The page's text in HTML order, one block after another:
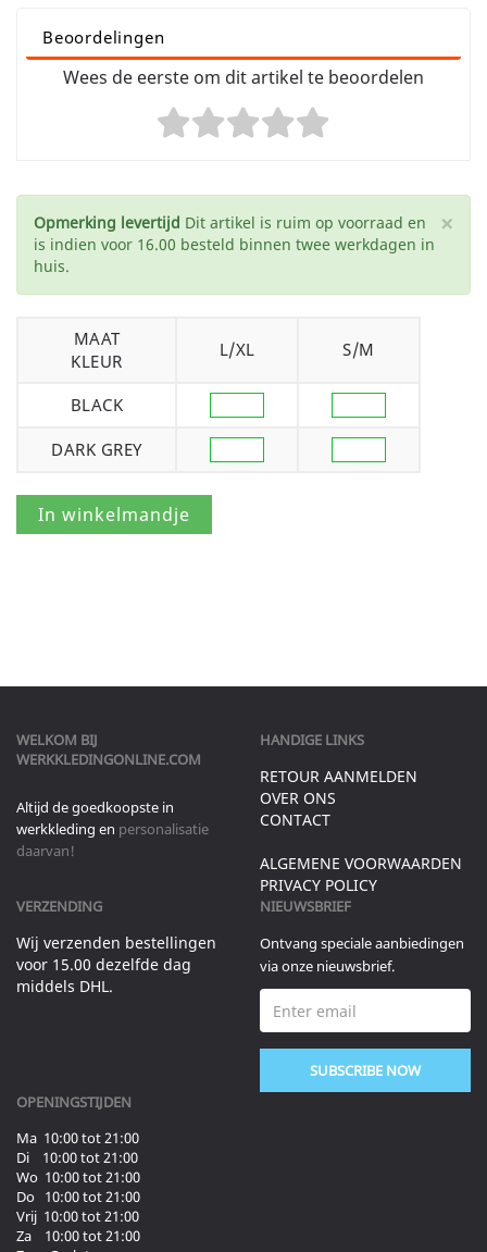
Beoordelingen
Wees de eerste om dit artikel te beoordelen
×
Opmerking levertijd Dit artikel is ruim op voorraad en
is indien voor 16.00 besteld binnen twee werkdagen in
huis.
MAAT
KLEUR
L/XL S/M
BLACK
DARK GREY
WELKOM BIJ
WERKKLEDINGONLINE.COM
Altijd de goedkoopste in
werkkleding en personalisatie
daarvan!
HANDIGE LINKS
RETOUR AANMELDEN
OVER ONS
CONTACT
ALGEMENE VOORWAARDEN
PRIVACY POLICY
VERZENDING
Wij verzenden bestellingen
voor 15.00 dezelfde dag
middels DHL.
NIEUWSBRIEF
Ontvang speciale aanbiedingen
via onze nieuwsbrief.
SUBSCRIBE NOW
OPENINGSTIJDEN
Ma 10:00 tot 21:00
Di 10:00 tot 21:00
Wo 10:00 tot 21:00
Do 10:00 tot 21:00
Vrij 10:00 tot 21:00
Za 10:00 tot 21:00